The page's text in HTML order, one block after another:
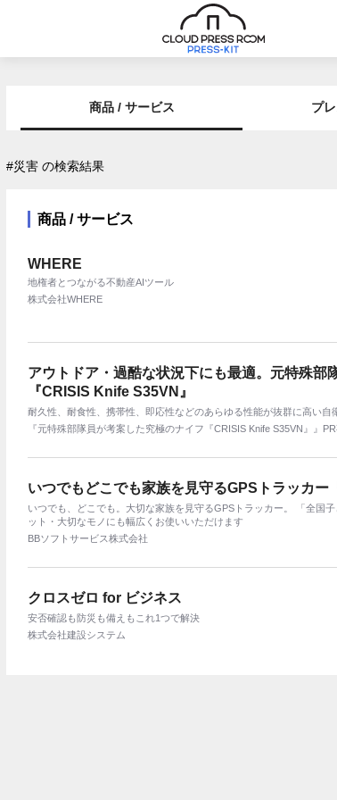
商品 / サービス プ
#災害 の検索結果
商品 / サービス
WHERE
地権者とつながる不動産AIツール
株式会社WHERE
アウトドア・過酷な状況下にも最適。元特殊部
『CRISIS Knife S35VN』
耐久性、耐食性、携帯性、即応性などのあらゆる性能が抜群に高い
『元特殊部隊員が考案した究極のナイフ『CRISIS Knife S35VN』』
いつでもどこでも家族を見守るGPSトラッカー
いつでも、どこでも。大切な家族を見守るGPSトラッカー。 「全国
ット・大切なモノにも幅広くお使いいただけます
BBソフトサービス株式会社
クロスゼロ for ビジネス
安否確認も防災も備えもこれ1つで解決
株式会社建設システム